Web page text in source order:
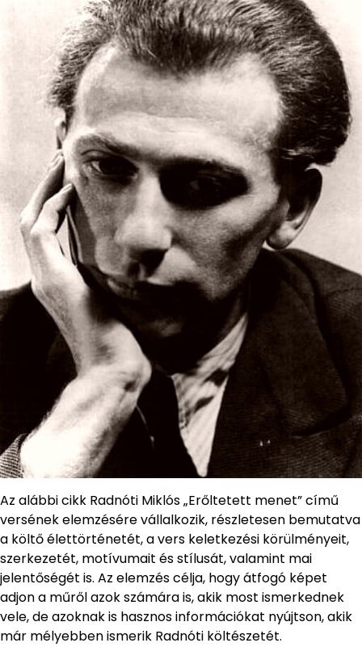
Az alábbi cikk Radnóti Miklós „Erőltetett menet” című
versének elemzésére vállalkozik, részletesen bemutatva
a költő élettörténetét, a vers keletkezési körülményeit,
szerkezetét, motívumait és stílusát, valamint mai
jelentőségét is. Az elemzés célja, hogy átfogó képet
adjon a műről azok számára is, akik most ismerkednek
vele, de azoknak is hasznos információkat nyújtson, akik
már mélyebben ismerik Radnóti költészetét.